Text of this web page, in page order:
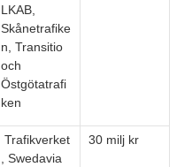
LKAB,
Skånetrafike
n, Transitio
och
Östgötatrafi
ken
Trafikverket
, Swedavia
30 milj kr